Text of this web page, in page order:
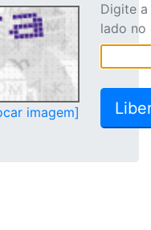
imagem]
Digite
lado no